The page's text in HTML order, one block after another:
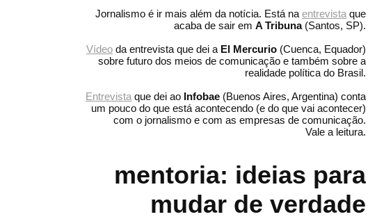
Jornalismo é ir mais além da notícia. Está na entrevista que
acaba de sair em A Tribuna(Santos, SP).
Vídeo da entrevista que dei a El Mercurio (Cuenca, Equador)
sobre futuro dos meios de comunicação e também sobre a
realidade política do Brasil.
Entrevista que dei ao Infobae (Buenos Aires, Argentina) conta
um pouco do que está acontecendo (e do que vai acontecer)
com o jornalismo e com as empresas de comunicação.
Vale a leitura.
mentoria: ideias para
mudar de verdade